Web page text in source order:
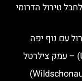
טירול הדרומי
עם נוף יפה